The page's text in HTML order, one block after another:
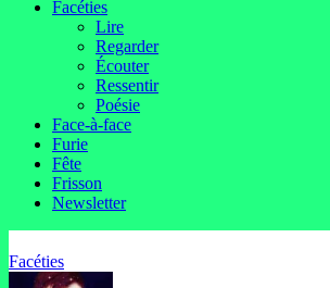
Facéties
Lire
Regarder
Écouter
Ressentir
Poésie
Face-à-face
Furie
Fête
Frisson
Newsletter
Facéties